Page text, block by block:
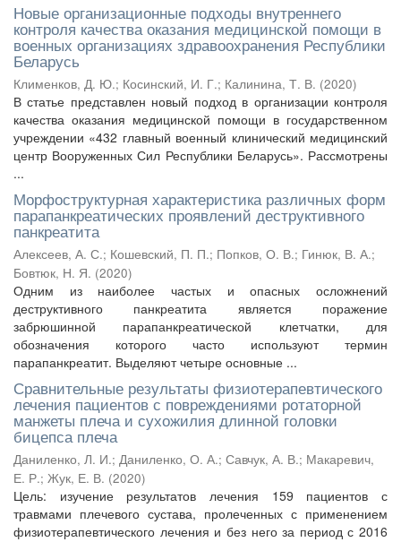
Новые организационные подходы внутреннего
контроля качества оказания медицинской помощи в
военных организациях здравоохранения Республики
Беларусь
Клименков, Д. Ю.; Косинский, И. Г.; Калинина, Т. В. (2020)
В статье представлен новый подход в организации контроля
качества оказания медицинской помощи в государственном
учреждении «432 главный военный клинический медицинский
центр Вооруженных Сил Республики Беларусь». Рассмотрены
...
Морфоструктурная характеристика различных форм
парапанкреатических проявлений деструктивного
панкреатита
Алексеев, А. С.; Кошевский, П. П.; Попков, О. В.; Гинюк, В. А.;
Бовтюк, Н. Я. (2020)
Одним из наиболее частых и опасных осложнений
деструктивного панкреатита является поражение
забрюшинной парапанкреатической клетчатки, для
обозначения которого часто используют термин
парапанкреатит. Выделяют четыре основные ...
Сравнительные результаты физиотерапевтического
лечения пациентов с повреждениями ротаторной
манжеты плеча и сухожилия длинной головки
бицепса плеча
Даниленко, Л. И.; Даниленко, О. А.; Савчук, А. В.; Макаревич,
Е. Р.; Жук, Е. В. (2020)
Цель: изучение результатов лечения 159 пациентов с
травмами плечевого сустава, пролеченных с применением
физиотерапевтического лечения и без него за период с 2016